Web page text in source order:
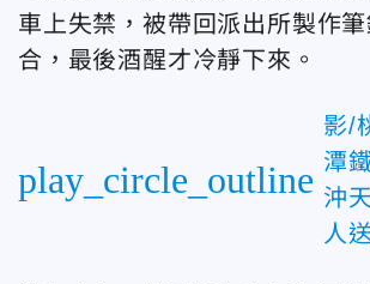
車上失禁，被帶回派出所製作
合，最後酒醒才冷靜下來。
play_circle_outline
影/
潭
沖
人